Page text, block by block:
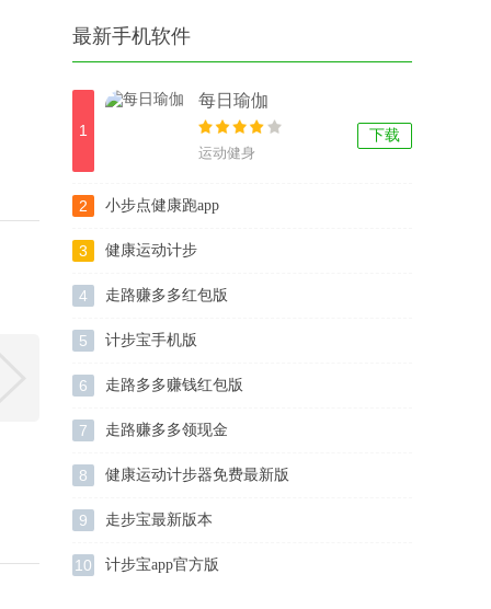
最新手机软件
1
每日瑜伽
运动健身
下载
2 小步点健康跑app
3 健康运动计步
4 走路赚多多红包版
5 计步宝手机版
6 走路多多赚钱红包版
7 走路赚多多领现金
8 健康运动计步器免费最新版
9 走步宝最新版本
10 计步宝app官方版